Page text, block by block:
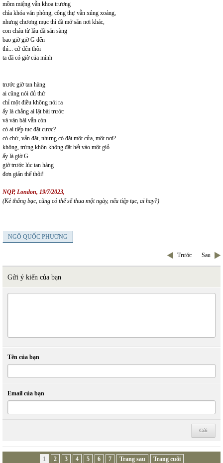
mồm miệng vẫn khoa trương
chìa khóa văn phòng, công thự vẫn xủng xoảng,
nhưng chương mục thì đã mở sẵn nơi khác,
con cháu từ lâu đã sẵn sàng
bao giờ giờ G đến
thì... cứ đến thôi
ta đã có giờ của mình
trước giờ tan hàng
ai cũng nói đủ thứ
chỉ một điều không nói ra
ấy là chẳng ai lật bài trước
và ván bài vẫn còn
có ai tiếp tục đặt cược?
có chứ, vẫn đặt, nhưng có đặt một cửa, một nơi?
không, trứng khôn không đặt hết vào một giỏ
ấy là giờ G
giờ trước lúc tan hàng
đơn giản thế thôi!
NQP, London, 19/7/2023,
(Kẻ thắng bạc, cũng có thểsẽthua một ngày, nếu tiệp tục, ai hay?)
NGÔ QUỐC PHƯƠNG
Trước Sau
Gửi ý kiến của bạn
Tên của bạn
Email của bạn
1 2 3 4 5 6 7 Trang sau Trang cuối